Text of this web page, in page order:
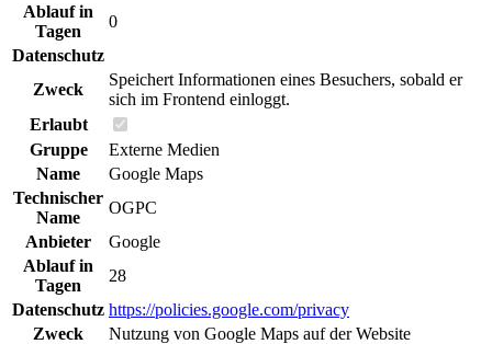
Ablauf in
Tagen
0
Datenschutz
Zweck
Speichert Informationen eines Besuchers, sobald er
sich im Frontend einloggt.
Erlaubt
Gruppe
Externe Medien
Name
Google Maps
Technischer
Name
OGPC
Anbieter
Google
Ablauf in
Tagen
28
Datenschutz https://policies.google.com/privacy
Zweck
Nutzung von Google Maps auf der Website